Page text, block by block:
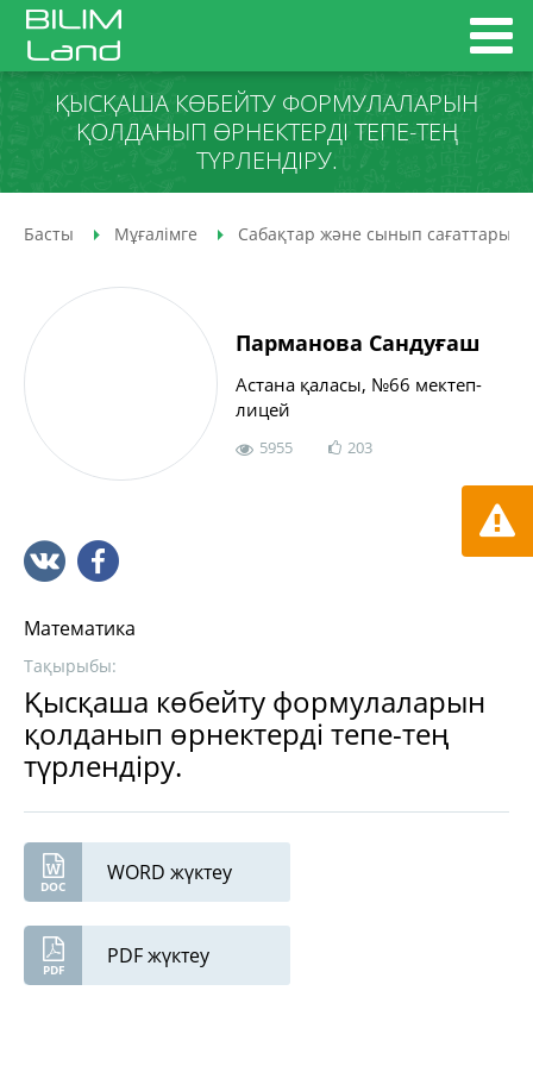
ҚЫСҚАША КӨБЕЙТУ ФОРМУЛАЛАРЫН
ҚОЛДАНЫП ӨРНЕКТЕРДІ ТЕПЕ-ТЕҢ
ТҮРЛЕНДІРУ.
Басты Мұғалімге Сабақтар және сынып сағаттары
Парманова Сандуғаш
Астана қаласы, №66 мектеп-
лицей
5955 203
Математика
Тақырыбы:
Қысқаша көбейту формулаларын
қолданып өрнектерді тепе-тең
түрлендіру.
WORD жүктеу
PDF жүктеу